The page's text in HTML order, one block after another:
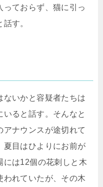
ておらず、猫に引っ
す。
ないかと容疑者たちは
ると話す。そんなと
アナウンスが途切れて
夏目はひよりにお前が
には12個の花刺しと木
われていたが、その木